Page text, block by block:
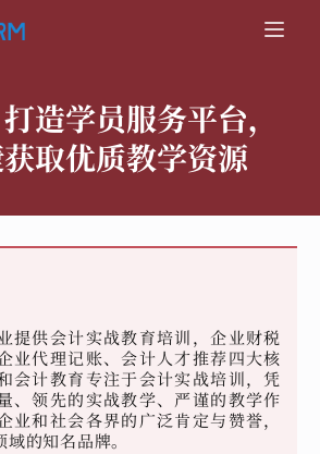
打造学员服务平台，
取优质教学资源
提供会计实战教育培训，企业财税
业代理记账、会计人才推荐四大核
会计教育专注于会计实战培训，凭
、领先的实战教学、严谨的教学作
业和社会各界的广泛肯定与赞誉，
的知名品牌。